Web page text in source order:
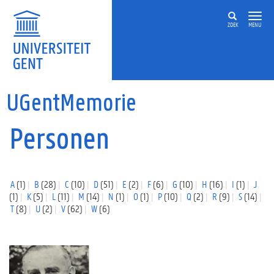
ZOEK MENU
UGentMemorie
Personen
A(1) B (28) C (10) D(51) E (2) F(6) G (10) H (16) I (1)
J
(1)
K(5) L (11) M (14) N (1) O(1) P(10) Q(2) R (9) S(14)
T(8) U(2) V(62) W(6)